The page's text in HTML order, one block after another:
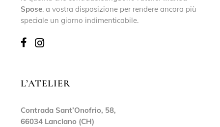
Spose, a vostra disposizione per rendere ancora più
speciale un giorno indimenticabile.
L’ATELIER
Contrada Sant’Onofrio, 58,
66034 Lanciano (CH)